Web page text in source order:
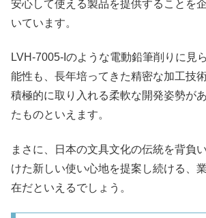
安心して使える製品を提供することを
いています。
LVH-7005-Iのような電動鉛筆削りに見
能性も、長年培ってきた精密な加工技
積極的に取り入れる柔軟な開発姿勢が
たものといえます。
まさに、日本の文具文化の伝統を背負
けた新しい使い心地を提案し続ける、
在だといえるでしょう。